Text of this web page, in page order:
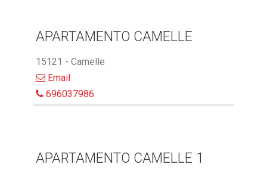
APARTAMENTO CAMELLE
15121 - Camelle
Email
696037986
APARTAMENTO CAMELLE 1